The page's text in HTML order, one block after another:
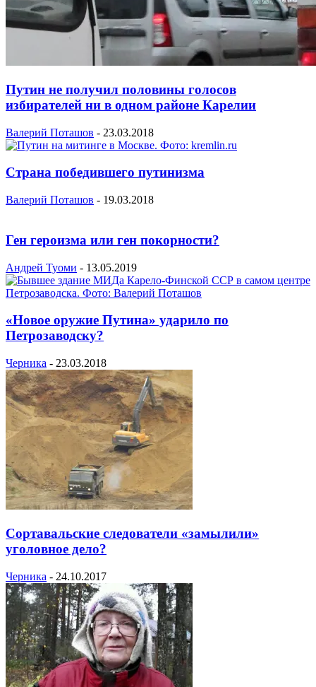
Путин не получил половины голосов
избирателей ни в одном районе Карелии
Валерий Поташов - 23.03.2018
Страна победившего путинизма
Валерий Поташов - 19.03.2018
Ген героизма или ген покорности?
Андрей Туоми - 13.05.2019
«Новое оружие Путина» ударило по
Петрозаводску?
Черника - 23.03.2018
Сортавальские следователи «замылили»
уголовное дело?
Черника - 24.10.2017